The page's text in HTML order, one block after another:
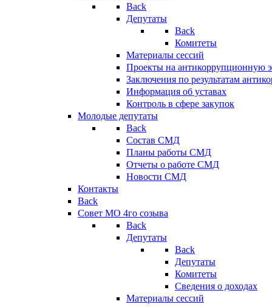
Back
Депутаты
Back
Комитеты
Материалы сессий
Проекты на антикоррупционную
Заключения по результатам
Информация об уставах
Контроль в сфере закупок
Молодые депутаты
Back
Состав СМД
Планы работы СМД
Отчеты о работе СМД
Новости СМД
Контакты
Back
Совет МО 4го созыва
Back
Депутаты
Back
Депутаты
Комитеты
Сведения о доходах
Материалы сессий